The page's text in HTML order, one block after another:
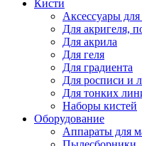
Кисти
Аксессуары
Для акригеля,
Для акрила
Для геля
Для градиента
Для росписи и
Для тонких
Наборы кистей
Оборудование
Аппараты для